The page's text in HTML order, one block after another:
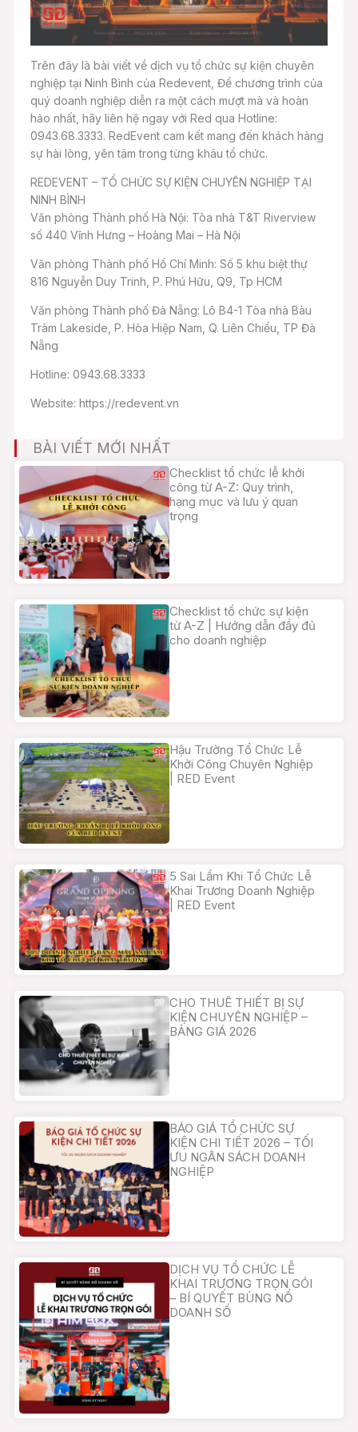
Trên đây là bài viết về dịch vụ tổ chức sự kiện chuyên
nghiệp tại Ninh Bình của Redevent, Để chương trình của
quý doanh nghiệp diễn ra một cách mượt mà và hoàn
hảo nhất, hãy liên hệ ngay với Red qua Hotline:
0943.68.3333. RedEvent cam kết mang đến khách hàng
sự hài lòng, yên tâm trong từng khâu tổ chức.
REDEVENT – TỔ CHỨC SỰ KIỆN CHUYÊN NGHIỆP TẠI
NINH BÌNH
Văn phòng Thành phố Hà Nội: Tòa nhà T&T Riverview
số 440 Vĩnh Hưng – Hoàng Mai – Hà Nội
Văn phòng Thành phố Hồ Chí Minh: Số 5 khu biệt thự
816 Nguyễn Duy Trinh, P. Phú Hữu, Q9, Tp HCM
Văn phòng Thành phố Đà Nẵng: Lô B4-1 Tòa nhà Bàu
Tràm Lakeside, P. Hòa Hiệp Nam, Q. Liên Chiểu, TP Đà
Nẵng
Hotline: 0943.68.3333
Website: https://redevent.vn
BÀI VIẾT MỚI NHẤT
Checklist tổ chức lễ khởi
công từ A-Z: Quy trình,
hạng mục và lưu ý quan
trọng
Checklist tổ chức sự kiện
từ A-Z | Hướng dẫn đầy đủ
cho doanh nghiệp
Hậu Trường Tổ Chức Lễ
Khởi Công Chuyên Nghiệp
| RED Event
5 Sai Lầm Khi Tổ Chức Lễ
Khai Trương Doanh Nghiệp
| RED Event
CHO THUÊ THIẾT BỊ SỰ
KIỆN CHUYÊN NGHIỆP –
BẢNG GIÁ 2026
BÁO GIÁ TỔ CHỨC SỰ
KIỆN CHI TIẾT 2026 – TỐI
ƯU NGÂN SÁCH DOANH
NGHIỆP
DỊCH VỤ TỔ CHỨC LỄ
KHAI TRƯƠNG TRỌN GÓI
– BÍ QUYẾT BÙNG NỔ
DOANH SỐ